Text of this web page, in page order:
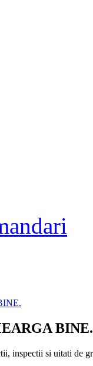
BINE.
inspectii si uitati de